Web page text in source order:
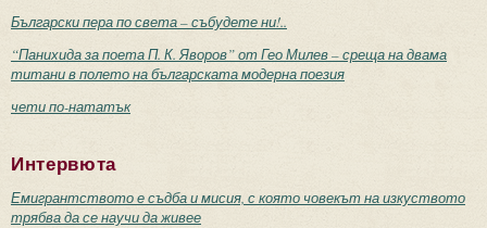
Български пера по света – събудете ни!..
“Панихида за поета П. К. Яворов” от Гео Милев – среща на двама
титани в полето на българската модерна поезия
чети по-нататък
Интервюта
Емигрантството е съдба и мисия, с която човекът на изкуството
трябва да се научи да живее